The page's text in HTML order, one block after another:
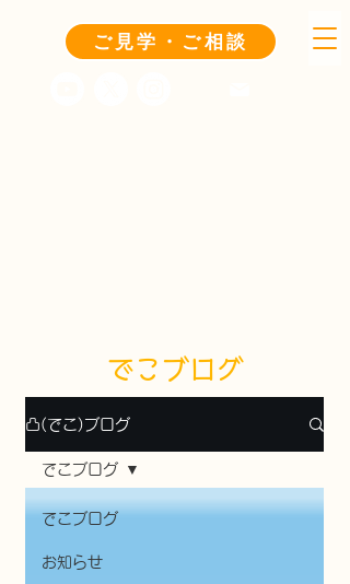
ご見学・ご相談
でこブログ
凸(でこ)ブログ
でこブログ
お知らせ
でこブログ